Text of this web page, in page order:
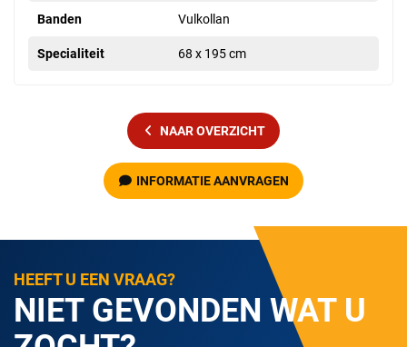
Banden Vulkollan
Specialiteit 68 x 195 cm
NAAR OVERZICHT
INFORMATIE AANVRAGEN
HEEFT U EEN VRAAG?
NIET GEVONDEN WAT U